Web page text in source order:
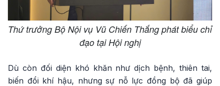
Thứ trưởng Bộ Nội vụ Vũ Chiến Thắng phát biểu chỉ
đạo tại Hội nghị
Dù còn đối diện khó khăn như dịch bệnh, thiên tai,
biến đổi khí hậu, nhưng sự nỗ lực đồng bộ đã giúp